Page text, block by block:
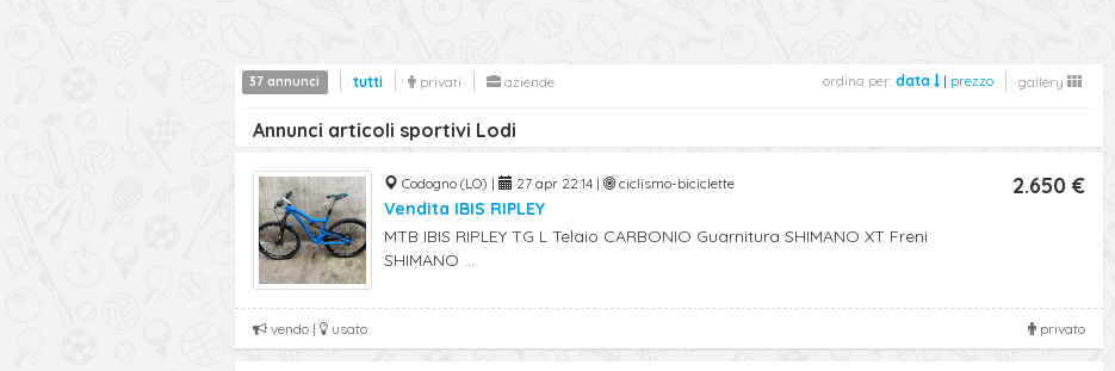
tutti privati aziende
37 annunci ordina per: data | prezzo gallery
Annunci articoli sportivi Lodi
Codogno (LO) | 27 apr 22:14 | ciclismo-biciclette
Vendita IBIS RIPLEY
MTB IBIS RIPLEY TG L Telaio CARBONIO Guarnitura SHIMANO XT Freni
SHIMANO ...
2.650 €
privato
vendo | usato